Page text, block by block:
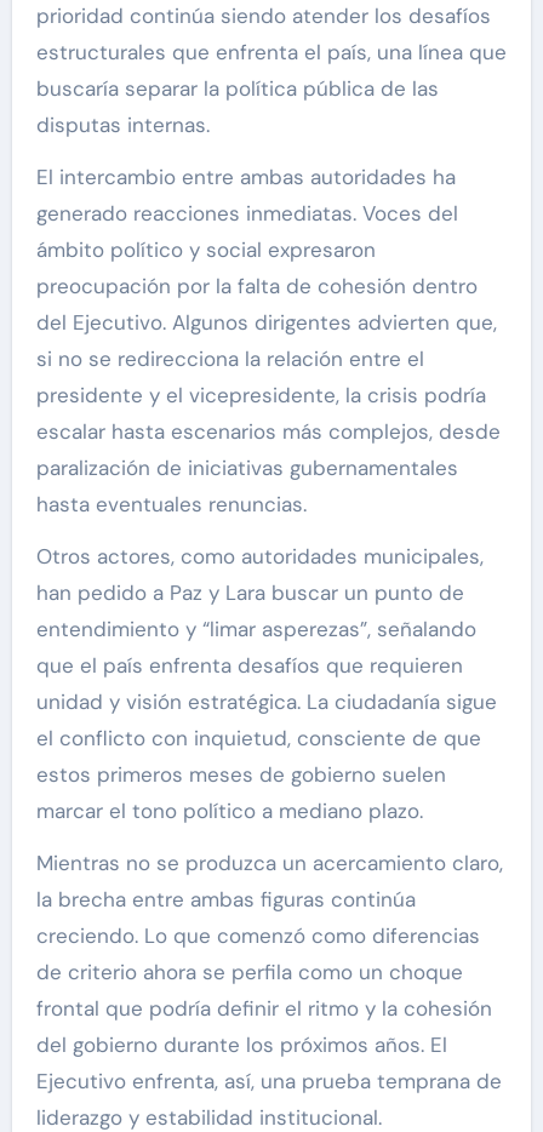
prioridad continúa siendo atender los desafíos
estructurales que enfrenta el país, una línea que
buscaría separar la política pública de las
disputas internas.
El intercambio entre ambas autoridades ha
generado reacciones inmediatas. Voces del
ámbito político y social expresaron
preocupación por la falta de cohesión dentro
del Ejecutivo. Algunos dirigentes advierten que,
si no se redirecciona la relación entre el
presidente y el vicepresidente, la crisis podría
escalar hasta escenarios más complejos, desde
paralización de iniciativas gubernamentales
hasta eventuales renuncias.
Otros actores, como autoridades municipales,
han pedido a Paz y Lara buscar un punto de
entendimiento y “limar asperezas”, señalando
que el país enfrenta desafíos que requieren
unidad y visión estratégica. La ciudadanía sigue
el conflicto con inquietud, consciente de que
estos primeros meses de gobierno suelen
marcar el tono político a mediano plazo.
Mientras no se produzca un acercamiento claro,
la brecha entre ambas figuras continúa
creciendo. Lo que comenzó como diferencias
de criterio ahora se perfila como un choque
frontal que podría definir el ritmo y la cohesión
del gobierno durante los próximos años. El
Ejecutivo enfrenta, así, una prueba temprana de
liderazgo y estabilidad institucional.